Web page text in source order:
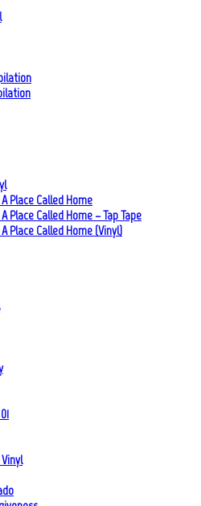
Place Called Home
Place Called Home – Tap Tape
Place Called Home (Vinyl)